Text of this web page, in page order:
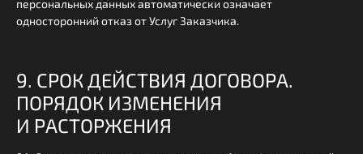
персональных данных автоматически означает
односторонний отказ от Услуг Заказчика.
9. СРОК ДЕЙСТВИЯ ДОГОВОРА.
ПОРЯДОК ИЗМЕНЕНИЯ
И РАСТОРЖЕНИЯ